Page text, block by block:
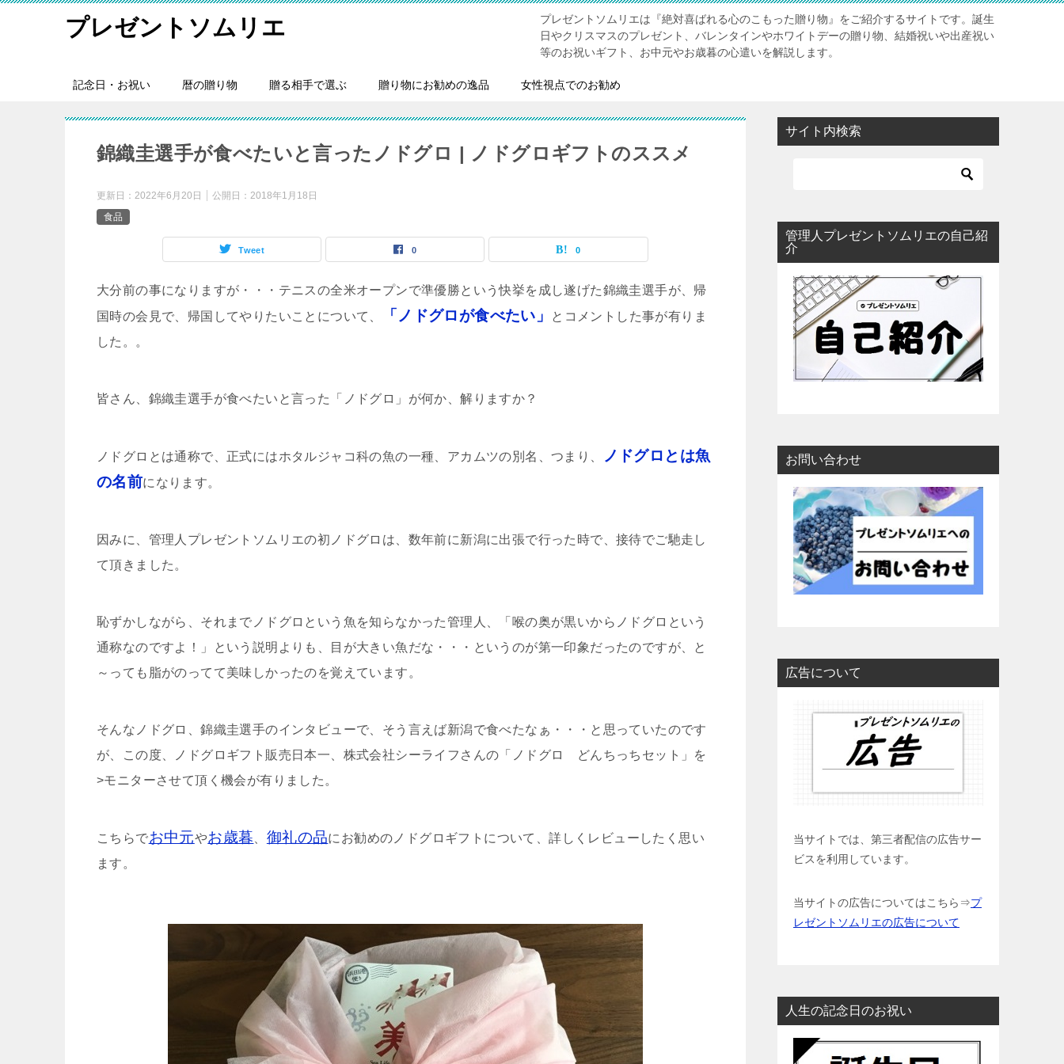
プレゼントソムリエ
プレゼントソムリエは『絶対喜ばれる心のこもった贈り物』をご紹介するサイトです。誕生
日やクリスマスのプレゼント、バレンタインやホワイトデーの贈り物、結婚祝いや出産祝い
等のお祝いギフト、お中元やお歳暮の心遣いを解説します。
記念日・お祝い 暦の贈り物 贈る相手で選ぶ 贈り物にお勧めの逸品 女性視点でのお勧め
錦織圭選手が食べたいと言ったノドグロ | ノドグロギフトのススメ
更新日： 2022年6月20日 公開日： 2018年1月18日
食品
Tweet 0 0
大分前の事になりますが・・・テニスの全米オープンで準優勝という快挙を成し遂げた錦織圭選手が、帰
国時の会見で、帰国してやりたいことについて、
「ノドグロが食べたい」
とコメントした事が有りま
した。。
皆さん、錦織圭選手が食べたいと言った「ノドグロ」が何か、解りますか？
ノドグロとは通称で、正式にはホタルジャコ科の魚の一種、アカムツの別名、つまり、
ノドグロとは魚
の名前になります。
因みに、管理人プレゼントソムリエの初ノドグロは、数年前に新潟に出張で行った時で、接待でご馳走し
て頂きました。
恥ずかしながら、それまでノドグロという魚を知らなかった管理人、「喉の奥が黒いからノドグロという
通称なのですよ！」という説明よりも、目が大きい魚だな・・・というのが第一印象だったのですが、と
～っても脂がのってて美味しかったのを覚えています。
そんなノドグロ、錦織圭選手のインタビューで、そう言えば新潟で食べたなぁ・・・と思っていたのです
が、この度、ノドグロギフト販売日本一、株式会社シーライフさんの「ノドグロ どんちっちセット」を
>モニターさせて頂く機会が有りました。
こちらでお中元やお歳暮 御礼の品にお勧めのノドグロギフトについて、詳しくレビューしたく思い
ます。
サイト内検索
管理人プレゼントソムリエの自己紹
介
お問い合わせ
広告について
当サイトでは、第三者配信の広告サー
ビスを利用しています。
当サイトの広告についてはこちら⇒プ
レゼントソムリエの広告について
人生の記念日のお祝い